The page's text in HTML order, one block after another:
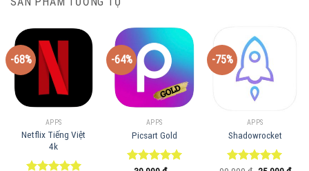
-68%
APPS
Netflix Tiếng Việt
4k
-64%
APPS
Picsart Gold
-75%
APPS
Shadowrocket